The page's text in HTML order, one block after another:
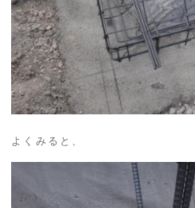
よくみると、